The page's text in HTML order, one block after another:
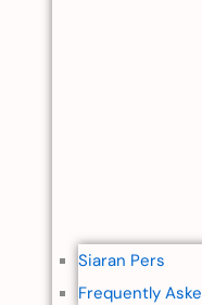
Siaran Pers
Frequently